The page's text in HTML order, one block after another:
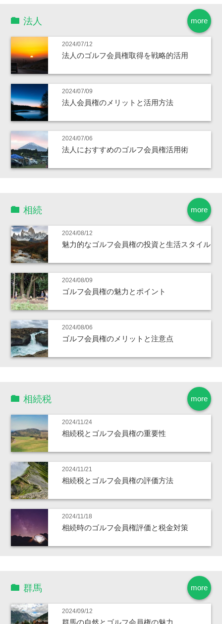
more
法人
2024/07/12
法人のゴルフ会員権取得を戦略的活用
2024/07/09
法人会員権のメリットと活用方法
2024/07/06
法人におすすめのゴルフ会員権活用術
more
相続
2024/08/12
魅力的なゴルフ会員権の投資と生活スタイル
2024/08/09
ゴルフ会員権の魅力とポイント
2024/08/06
ゴルフ会員権のメリットと注意点
more
相続税
2024/11/24
相続税とゴルフ会員権の重要性
2024/11/21
相続税とゴルフ会員権の評価方法
2024/11/18
相続時のゴルフ会員権評価と税金対策
more
群馬
2024/09/12